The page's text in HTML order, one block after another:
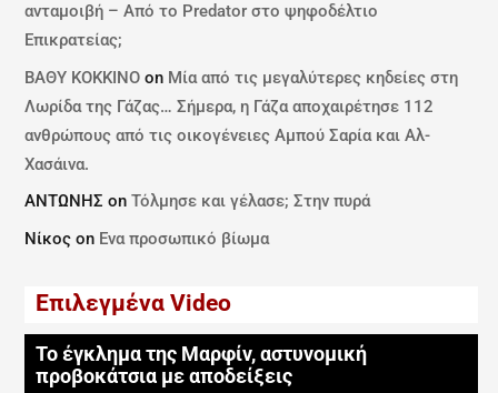
ανταμοιβή – Από το Predator στο ψηφοδέλτιο
Επικρατείας;
ΒΑΘΥ ΚΟΚΚΙΝΟ on Μία από τις μεγαλύτερες κηδείες στη
Λωρίδα της Γάζας… Σήμερα, η Γάζα αποχαιρέτησε 112
ανθρώπους από τις οικογένειες Αμπού Σαρία και Αλ-
Χασάινα.
ΑΝΤΩΝΗΣ onΤόλμησε και γέλασε; Στην πυρά
Νίκος on Ενα προσωπικό βίωμα
Επιλεγμένα Video
Το έγκλημα της Μαρφίν, αστυνομική
προβοκάτσια με αποδείξεις